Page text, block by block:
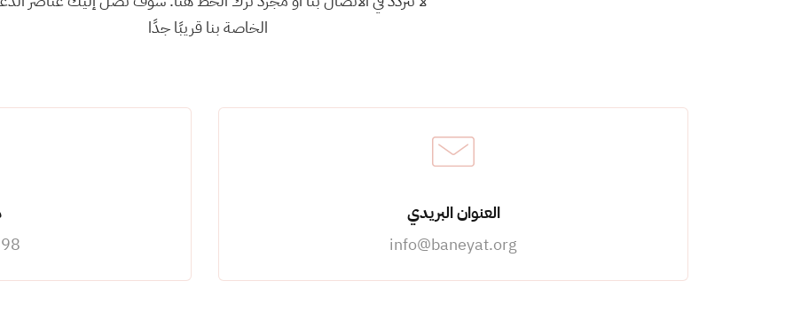
الخاصة بنا قريبًا جدًا
العنوان البريدي
info@baneyat.org